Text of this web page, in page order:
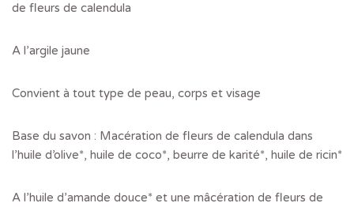
de fleurs de calendula
A l’argile jaune
Convient à tout type de peau, corps et visage
Base du savon : Macération de fleurs de calendula dans
l’huile d’olive*, huile de coco*, beurre de karité*, huile de ricin*
A l’huile d’amande douce* et une mâcération de fleurs de